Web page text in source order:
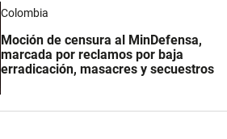
Colombia
Moción de censura al MinDefensa,
marcada por reclamos por baja
erradicación, masacres y secuestros